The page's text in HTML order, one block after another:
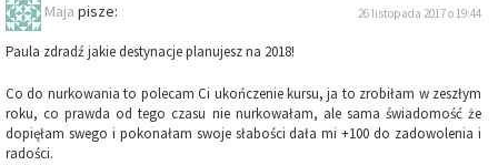
Maja pisze: 26 listopada 2017 o 19:44
Paula zdradź jakie destynacje planujesz na 2018!
Co do nurkowania to polecam Ci ukończenie kursu, ja to zrobiłam w zeszłym
roku, co prawda od tego czasu nie nurkowałam, ale sama świadomość że
dopięłam swego i pokonałam swoje słabości dała mi +100 do zadowolenia i
radości.